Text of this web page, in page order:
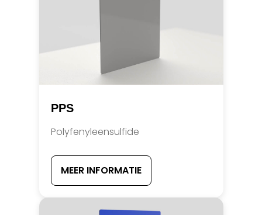
PPS
Polyfenyleensulfide
MEER INFORMATIE